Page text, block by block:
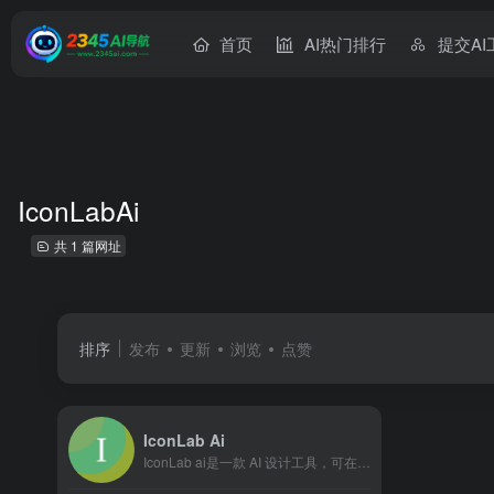
首页 AI热门排行 提交AI
IconLabAi
共 1 篇网址
排序 发布 更新 浏览 点赞
IconLab Ai